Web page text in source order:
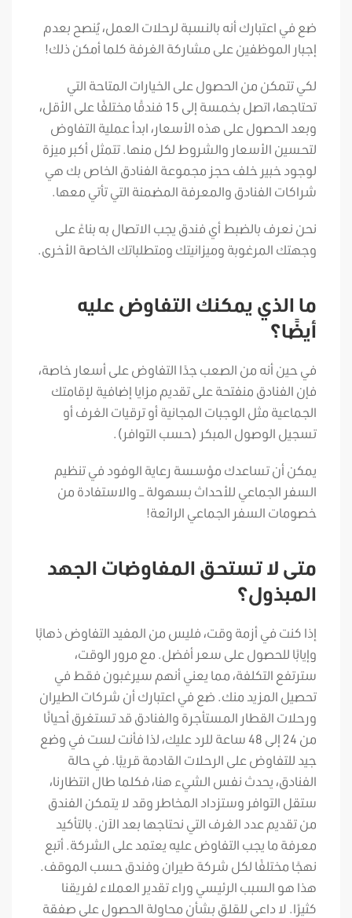
ضع في اعتبارك أنه بالنسبة لرحلات العمل، يُنصح بعدم
إجبار الموظفين على مشاركة الغرفة كلما أمكن ذلك!
لكي تتمكن من الحصول على الخيارات المتاحة التي
تحتاجها، اتصل بخمسة إلى 15 فندقًا مختلفًا على الأقل،
وبعد الحصول على هذه الأسعار، ابدأ عملية التفاوض
لتحسين الأسعار والشروط لكل منها. تتمثل أكبر ميزة
لوجود خبير خلف حجز مجموعة الفنادق الخاص بك هي
شراكات الفنادق والمعرفة المضمنة التي تأتي معها.
نحن نعرف بالضبط أي فندق يجب الاتصال به بناءً على
وجهتك المرغوبة وميزانيتك ومتطلباتك الخاصة الأخرى.
ما الذي يمكنك التفاوض عليه
أيضًا؟
في حين أنه من الصعب جدًا التفاوض على أسعار خاصة،
فإن الفنادق منفتحة على تقديم مزايا إضافية لإقامتك
الجماعية مثل الوجبات المجانية أو ترقيات الغرف أو
تسجيل الوصول المبكر (حسب التوافر).
يمكن أن تساعدك مؤسسة رعاية الوفود في تنظيم
السفر الجماعي للأحداث بسهولة – والاستفادة من
خصومات السفر الجماعي الرائعة!
متى لا تستحق المفاوضات الجهد
المبذول؟
إذا كنت في أزمة وقت، فليس من المفيد التفاوض ذهابًا
وإيابًا للحصول على سعر أفضل. مع مرور الوقت،
سترتفع التكلفة، مما يعني أنهم سيرغبون فقط في
تحصيل المزيد منك. ضع في اعتبارك أن شركات الطيران
ورحلات القطار المستأجرة والفنادق قد تستغرق أحيانًا
من 24 إلى 48 ساعة للرد عليك، لذا فأنت لست في وضع
جيد للتفاوض على الرحلات القادمة قريبًا. في حالة
الفنادق، يحدث نفس الشيء هنا، فكلما طال انتظارنا،
ستقل التوافر وستزداد المخاطر وقد لا يتمكن الفندق
من تقديم عدد الغرف التي نحتاجها بعد الآن. بالتأكيد
معرفة ما يجب التفاوض عليه يعتمد على الشركة. أتبع
نهجًا مختلفًا لكل شركة طيران وفندق حسب الموقف.
هذا هو السبب الرئيسي وراء تقدير العملاء لفريقنا
كثيرًا. لا داعي للقلق بشأن محاولة الحصول على صفقة